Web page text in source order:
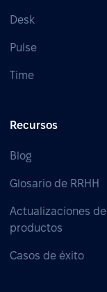
Desk
Pulse
Time
Recursos
Blog
Glosario de RRHH
Actualizaciones de
productos
Casos de éxito